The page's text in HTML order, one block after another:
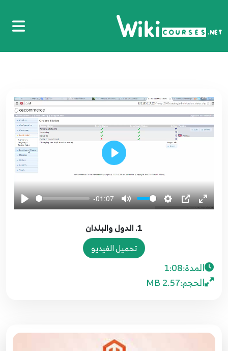
-01:07
Play
1. الدول والبلدان
تحميل الفيديو
المدة:1:08
الحجم:2.57 MB